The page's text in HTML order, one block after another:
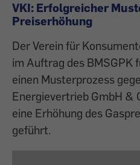
VKI: Erfolgreicher
Preiserhöhung
Der Verein für
im Auftrag des BMSGPK
einen Musterprozess
Energievertrieb GmbH &
eine Erhöhung des
geführt.